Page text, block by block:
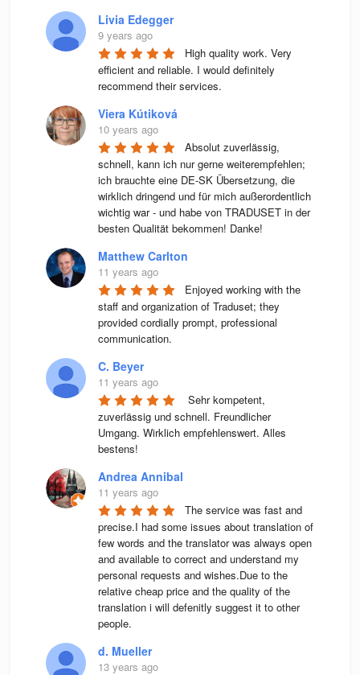
Livia Edegger
9 years ago
High quality work. Very
efficient and reliable. I would definitely
recommend their services.
Viera Kútiková
10 years ago
Absolut zuverlässig,
schnell, kann ich nur gerne weiterempfehlen;
ich brauchte eine DE-SK Übersetzung, die
wirklich dringend und für mich außerordentlich
wichtig war - und habe von TRADUSET in der
besten Qualität bekommen! Danke!
Matthew Carlton
11 years ago
Enjoyed working with the
staff and organization of Traduset; they
provided cordially prompt, professional
communication.
C. Beyer
11 years ago
Sehr kompetent,
zuverlässig und schnell. Freundlicher
Umgang. Wirklich empfehlenswert. Alles
bestens!
Andrea Annibal
11 years ago
The service was fast and
precise.I had some issues about translation of
few words and the translator was always open
and available to correct and understand my
personal requests and wishes.Due to the
relative cheap price and the quality of the
translation i will defenitly suggest it to other
people.
d. Mueller
13 years ago